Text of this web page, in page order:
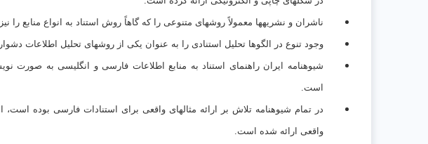
ناشران و نشریهها معمولاً روشهای متنوعی را که گاهاً روش استناد به انواع منابع را
وجود تنوع در الگوها تحلیل استنادی را به عنوان یکی از روشهای تحلیل اطلاعات
شیوهنامه ایران راهنمای استناد به منابع اطلاعات فارسی و انگلیسی به صورت
است.
در تمام شیوهنامه تلاش بر ارائه مثالهای واقعی برای استنادات فارسی بوده است،
واقعی ارائه شده است.